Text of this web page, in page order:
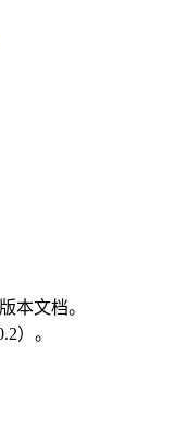
版本文档。
）。